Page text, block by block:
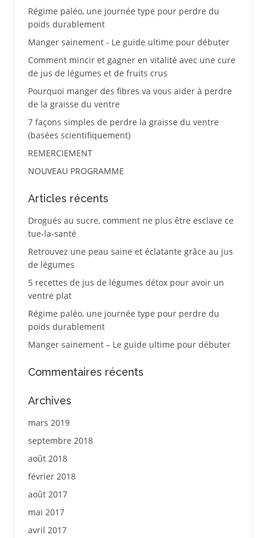
Régime paléo, une journée type pour perdre du
poids durablement
Manger sainement - Le guide ultime pour débuter
Comment mincir et gagner en vitalité avec une cure
de jus de légumes et de fruits crus
Pourquoi manger des fibres va vous aider à perdre
de la graisse du ventre
7 façons simples de perdre la graisse du ventre
(basées scientifiquement)
REMERCIEMENT
NOUVEAU PROGRAMME
Articles récents
Drogués au sucre, comment ne plus être esclave ce
tue-la-santé
Retrouvez une peau saine et éclatante grâce au jus
de légumes
5 recettes de jus de légumes détox pour avoir un
ventre plat
Régime paléo, une journée type pour perdre du
poids durablement
Manger sainement – Le guide ultime pour débuter
Commentaires récents
Archives
mars 2019
septembre 2018
août 2018
février 2018
août 2017
mai 2017
avril 2017